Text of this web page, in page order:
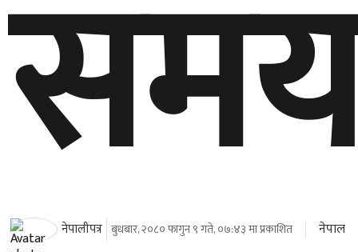
नेपालीपत्र बुधबार, २०८० फागुन ९ गते, ०७:४३ मा प्रकाशित नेपाल